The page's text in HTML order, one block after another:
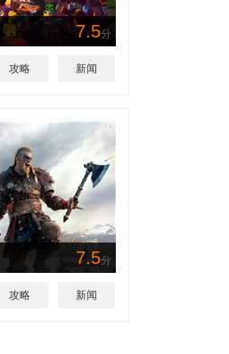
7.5分
攻略 新闻
7.5分
攻略 新闻